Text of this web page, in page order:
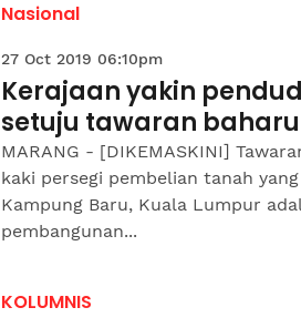
Nasional
27 Oct 2019 06:10pm
Kerajaan yakin
setuju tawaran baharu
MARANG - [DIKEMASKINI]
kaki persegi pembelian tanah
Kampung Baru, Kuala Lumpur
pembangunan...
KOLUMNIS